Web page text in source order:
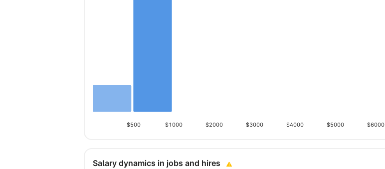
$500 $1000 $2000 $3000 $4000 $5000 $6000
Salary dynamics in jobs and hires